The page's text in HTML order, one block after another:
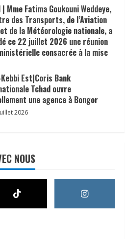
ce 22 juillet 2026 une réunion
consacrée à la mise
de la décision du président de
le Maréchal Mahamat
Itno, supprimant l’obligation
des pays africains.
2026
Est|Coris Bank
2026
𝐥𝐞𝐬 𝐥𝐞𝐚𝐝𝐞𝐫𝐬 𝐫𝐞𝐥𝐢𝐠𝐢𝐞𝐮𝐱 et
𝐚𝐬𝐬𝐨𝐜𝐢é𝐬 𝐚𝐮𝐱 𝐚𝐜𝐭𝐢𝐨𝐧𝐬 𝐝𝐞
2026
| l𝐞 𝐠𝐨𝐮𝐯𝐞𝐫𝐧𝐞𝐦𝐞𝐧𝐭 𝐜𝐥𝐚𝐫𝐢𝐟𝐢𝐞
𝐞𝐭 𝐫é𝐚𝐟𝐟𝐢𝐫𝐦𝐞 𝐬𝐚 𝐩𝐫𝐢𝐨𝐫𝐢𝐭é à 𝐥𝐚
𝐝𝐞𝐬 𝐜𝐨𝐧𝐬𝐨𝐦𝐦𝐚𝐭𝐞𝐮𝐫𝐬.
NOUS